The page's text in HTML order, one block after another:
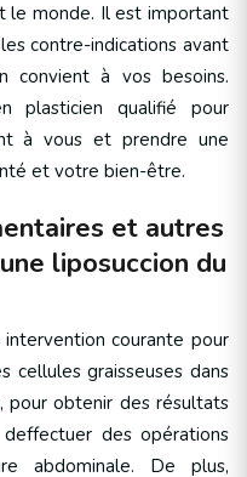
le monde. Il est important
contre-indications avant
convient à vos besoins.
plasticien qualifié pour
à vous et prendre une
et votre bien-être.
et autres
liposuccion du
courante pour
cellules graisseuses dans
pour obtenir des résultats
des opérations
abdominale. De plus,